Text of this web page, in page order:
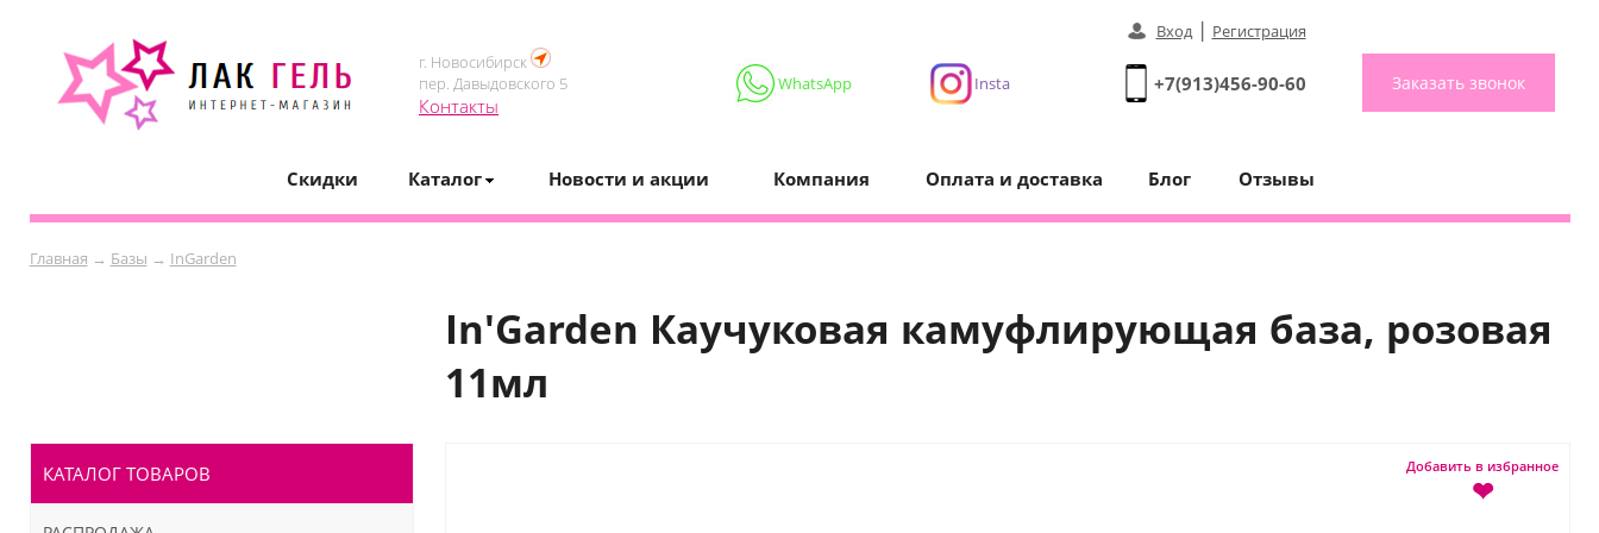
г. Новосибирск
пер. Давыдовского 5
Контакты
WhatsApp Insta +7(913)456-90-60
Вход| Регистрация
Заказать звонок
Скидки Каталог Новости и акции Компания Оплата и доставка Блог Отзывы
Главная → Базы → InGarden
In'Garden Каучуковая камуфлирующая база, розовая
11мл
Добавить в избранное
❤
КАТАЛОГ ТОВАРОВ